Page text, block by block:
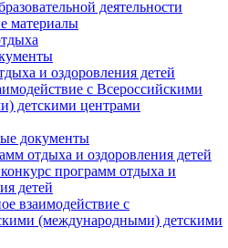
деятельности
материалы
и оздоровления детей
с Всероссийскими
детскими центрами
документы
отдыха и оздоровления детей
программ отдыха и
детей
взаимодействие с
(международными) детскими